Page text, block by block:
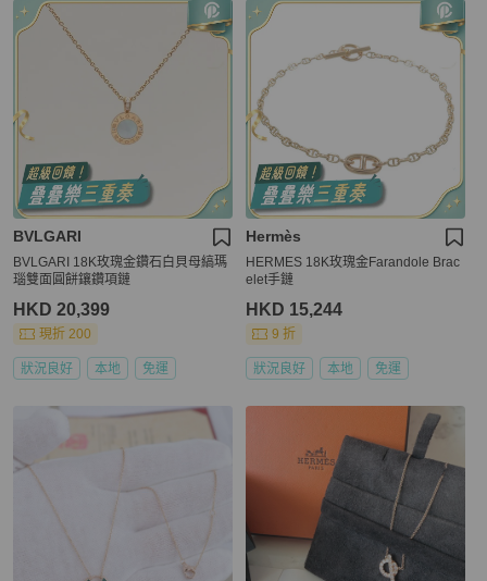
BVLGARI
BVLGARI 18K玫瑰金鑽石白貝母縞瑪
瑙雙面圓餅鑲鑽項鏈
HKD 20,399
現折 200
狀況良好 本地 免運
Hermès
HERMES 18K玫瑰金Farandole Brac
elet手鏈
HKD 15,244
9 折
狀況良好 本地 免運